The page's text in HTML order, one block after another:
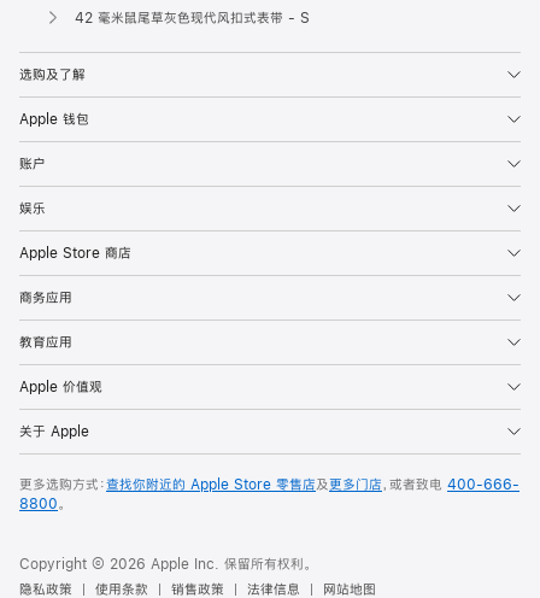
Apple
42 毫米鼠尾草灰色现代风扣式表带 - S
选购及了解
Apple 钱包
账户
娱乐
Apple Store 商店
商务应用
教育应用
Apple 价值观
关于 Apple
更多选购方式：查找你附近的 Apple Store 零售店及更多门店，或者致电 400-666-
8800。
Copyright © 2026 Apple Inc. 保留所有权利。
隐私政策
使用条款 销售政策 法律信息 网站地图